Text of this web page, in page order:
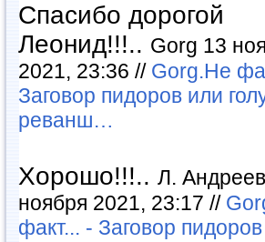
Спасибо дорогой
Леонид!!!.. Gorg 13
2021, 23:36 // Gorg.Не
Заговор пидоров или
реванш…
Хорошо!!!.. Л.
ноября 2021, 23:17 //
факт... - Заговор